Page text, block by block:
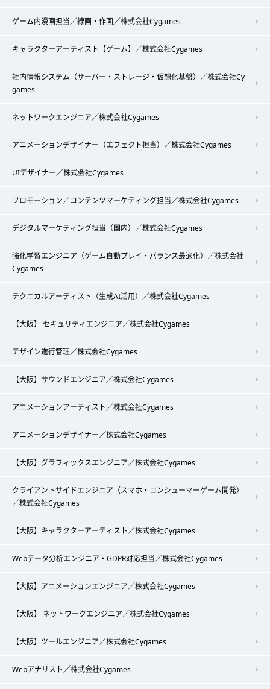
ゲーム内漫画担当／線画・作画／株式会社Cygames
キャラクターアーティスト【ゲーム】／株式会社Cygames
社内情報システム（サーバー・ストレージ・仮想化基盤）／株式会社Cy
games
ネットワークエンジニア／株式会社Cygames
アニメーションデザイナー（エフェクト担当）／株式会社Cygames
UIデザイナー／株式会社Cygames
プロモーション／コンテンツマーケティング担当／株式会社Cygames
デジタルマーケティング担当（国内）／株式会社Cygames
強化学習エンジニア（ゲーム自動プレイ・バランス最適化）／株式会社
Cygames
テクニカルアーティスト（生成AI活用）／株式会社Cygames
【大阪】 セキュリティエンジニア／株式会社Cygames
デザイン進行管理／株式会社Cygames
【大阪】サウンドエンジニア／株式会社Cygames
アニメーションアーティスト／株式会社Cygames
アニメーションデザイナー／株式会社Cygames
【大阪】グラフィックスエンジニア／株式会社Cygames
クライアントサイドエンジニア（スマホ・コンシューマーゲーム開発）
／株式会社Cygames
【大阪】キャラクターアーティスト／株式会社Cygames
Webデータ分析エンジニア・GDPR対応担当／株式会社Cygames
【大阪】アニメーションエンジニア／株式会社Cygames
【大阪】 ネットワークエンジニア／株式会社Cygames
【大阪】ツールエンジニア／株式会社Cygames
Webアナリスト／株式会社Cygames